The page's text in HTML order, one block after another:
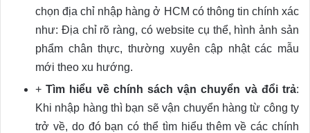
chọn địa chỉ nhập hàng ở HCM có thông tin chính xác
như: Địa chỉ rõ ràng, có website cụ thể, hình ảnh sản
phẩm chân thực, thường xuyên cập nhật các mẫu
mới theo xu hướng.
+Tìm hiểu về chính sách vận chuyển và đổi trả:
Khi nhập hàng thì bạn sẽ vận chuyển hàng từ công ty
trở về, do đó bạn có thể tìm hiểu thêm về các chính